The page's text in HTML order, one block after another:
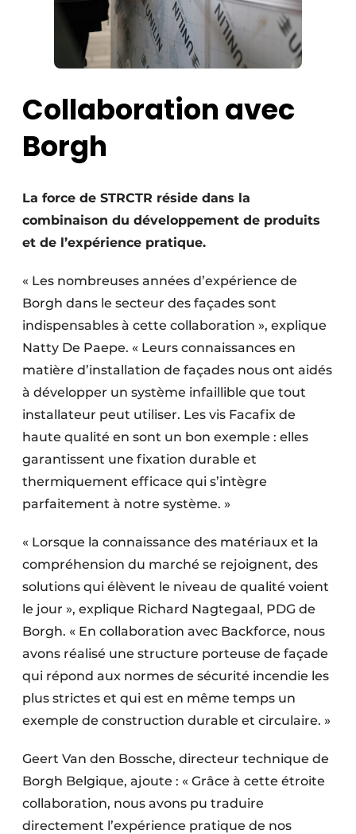
Collaboration avec
Borgh
La force de STRCTR réside dans la
combinaison du développement de produits
et de l’expérience pratique.
« Les nombreuses années d’expérience de
Borgh dans le secteur des façades sont
indispensables à cette collaboration », explique
Natty De Paepe. « Leurs connaissances en
matière d’installation de façades nous ont aidés
à développer un système infaillible que tout
installateur peut utiliser. Les vis Facafix de
haute qualité en sont un bon exemple : elles
garantissent une fixation durable et
thermiquement efficace qui s’intègre
parfaitement à notre système. »
« Lorsque la connaissance des matériaux et la
compréhension du marché se rejoignent, des
solutions qui élèvent le niveau de qualité voient
le jour », explique Richard Nagtegaal, PDG de
Borgh. « En collaboration avec Backforce, nous
avons réalisé une structure porteuse de façade
qui répond aux normes de sécurité incendie les
plus strictes et qui est en même temps un
exemple de construction durable et circulaire. »
Geert Van den Bossche, directeur technique de
Borgh Belgique, ajoute : « Grâce à cette étroite
collaboration, nous avons pu traduire
directement l’expérience pratique de nos